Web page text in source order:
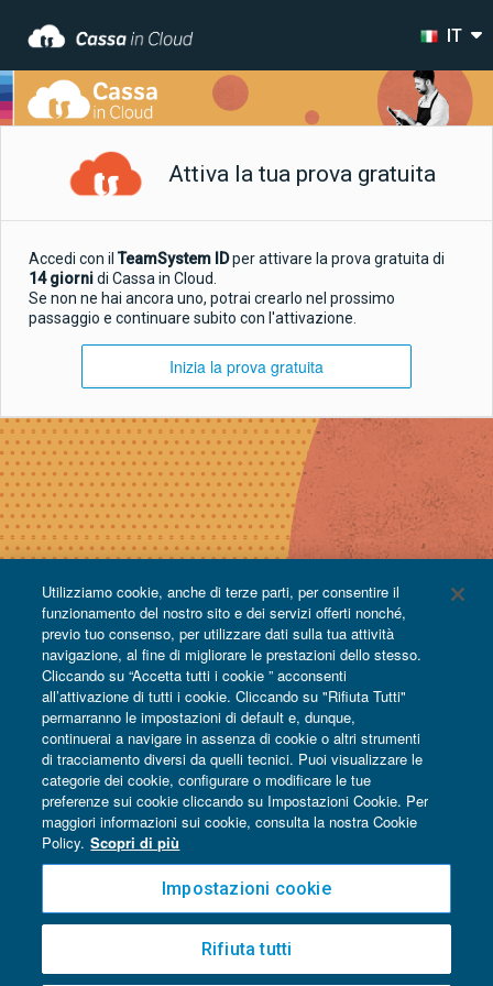
IT
Attiva la tua prova gratuita
Accedi con il TeamSystem IDper attivare la prova gratuita di
14 giornidi Cassa in Cloud.
Se non ne hai ancora uno, potrai crearlo nel prossimo
passaggio e continuare subito con l'attivazione.
Inizia la prova gratuita
Utilizziamo cookie, anche di terze parti, per consentire il
funzionamento del nostro sito e dei servizi offerti nonché,
previo tuo consenso, per utilizzare dati sulla tua attività
navigazione, al fine di migliorare le prestazioni dello stesso.
Cliccando su “Accetta tutti i cookie ” acconsenti
all’attivazione di tutti i cookie. Cliccando su "Rifiuta Tutti"
permarranno le impostazioni di default e, dunque,
continuerai a navigare in assenza di cookie o altri strumenti
di tracciamento diversi da quelli tecnici. Puoi visualizzare le
categorie dei cookie, configurare o modificare le tue
preferenze sui cookie cliccando su Impostazioni Cookie. Per
maggiori informazioni sui cookie, consulta la nostra Cookie
Policy. Scopri di più
Impostazioni cookie
Rifiuta tutti